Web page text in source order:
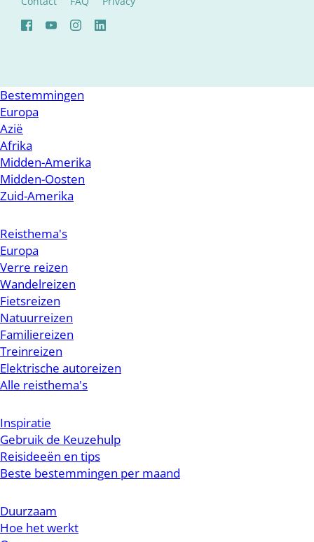
Bestemmingen
Europa
Azië
Afrika
Midden-Amerika
Midden-Oosten
Zuid-Amerika
Reisthema's
Europa
Verre reizen
Wandelreizen
Fietsreizen
Natuurreizen
Familiereizen
Treinreizen
Elektrische autoreizen
Alle reisthema's
Inspiratie
Gebruik de Keuzehulp
Reisideeën en tips
Beste bestemmingen per maand
Duurzaam
Hoe het werkt